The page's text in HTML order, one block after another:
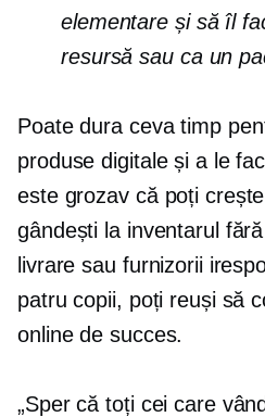
elementare și să îl
resursă sau ca un
Poate dura ceva timp
produse digitale și a le
este grozav că poți
gândești la inventarul
livrare sau furnizorii
patru copii, poți reuși să
online de succes.
„Sper că toți cei care